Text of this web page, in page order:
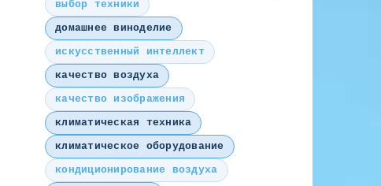
выбор техники
домашнее виноделие
искусственный интеллект
качество воздуха
качество изображения
климатическая техника
климатическое оборудование
кондиционирование воздуха